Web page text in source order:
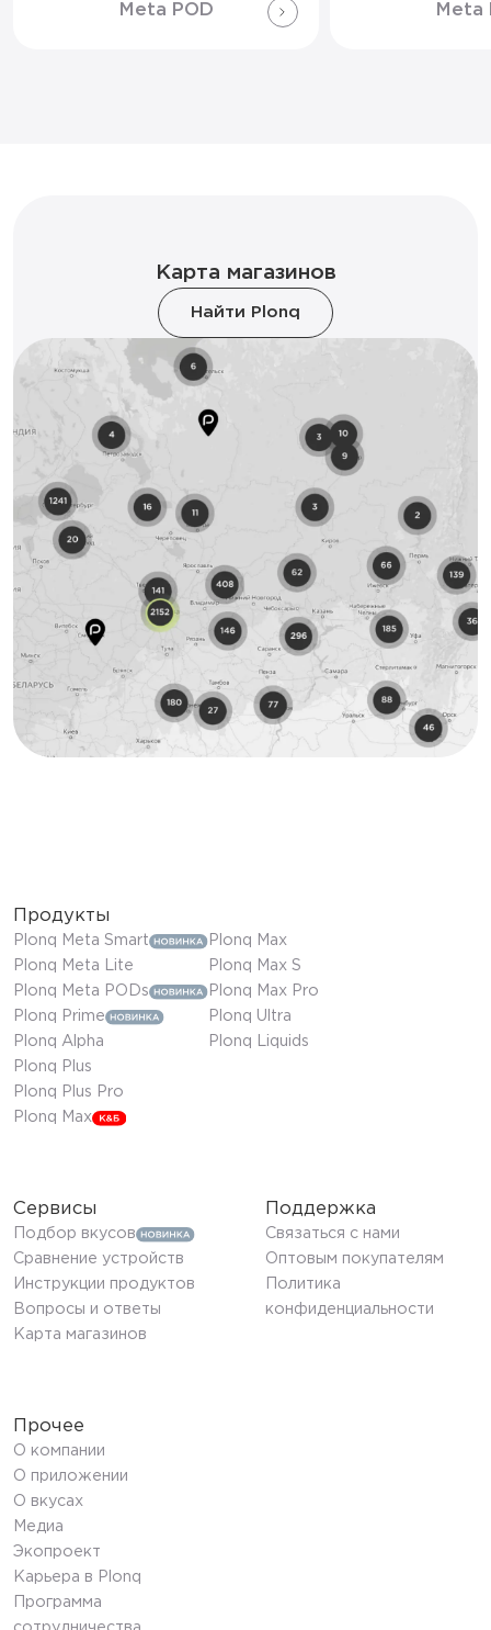
Meta POD
Meta
Карта магазинов
Найти Plonq
Продукты
Plonq Meta Smart
Plonq Meta Lite
Plonq Meta PODs
Plonq Prime
Plonq Alpha
Plonq Plus
Plonq Plus Pro
Plonq Max
Plonq Max
Plonq Max S
Plonq Max Pro
Plonq Ultra
Plonq Liquids
Сервисы
Подбор вкусов
Сравнение устройств
Инструкции продуктов
Вопросы и ответы
Карта магазинов
Поддержка
Связаться с нами
Оптовым покупателям
Политика
конфиденциальности
Прочее
О компании
О приложении
О вкусах
Медиа
Экопроект
Карьера в Plonq
Программа